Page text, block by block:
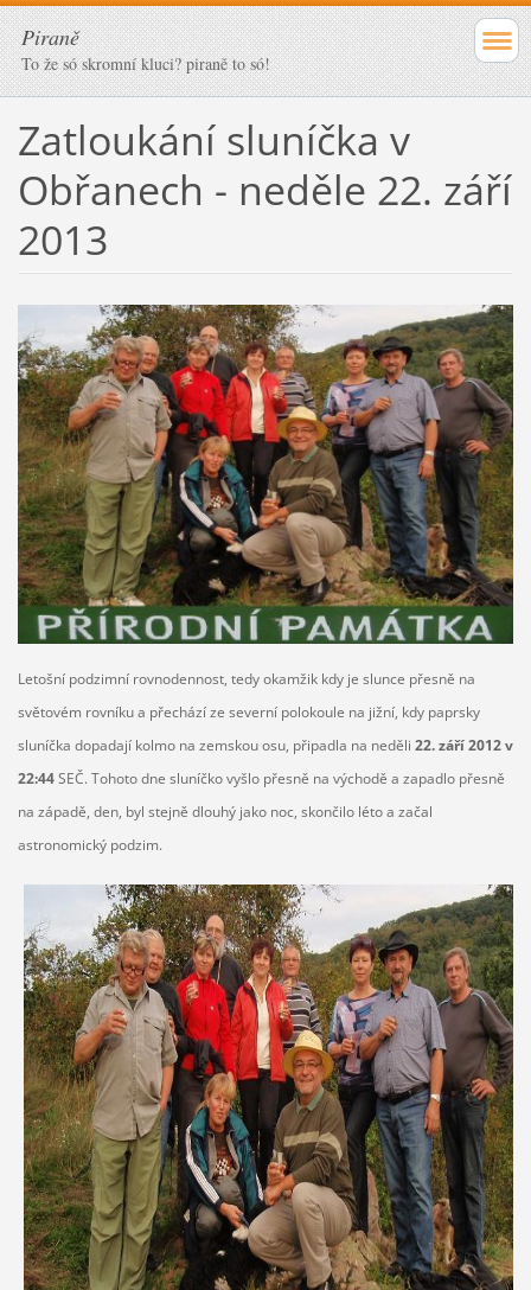
Piraně
To že só skromní kluci? piraně to só!
Zatloukání sluníčka v
Obřanech - neděle 22. září
2013
Letošní podzimní rovnodennost, tedy okamžik kdy je slunce přesně na
světovém rovníku a přechází ze severní polokoule na jižní, kdy paprsky
sluníčka dopadají kolmo na zemskou osu, připadla na neděli 22. září 2012 v
22:44SEČ. Tohoto dne sluníčko vyšlo přesně na východě a zapadlo přesně
na západě, den, byl stejně dlouhý jako noc, skončilo léto a začal
astronomický podzim.